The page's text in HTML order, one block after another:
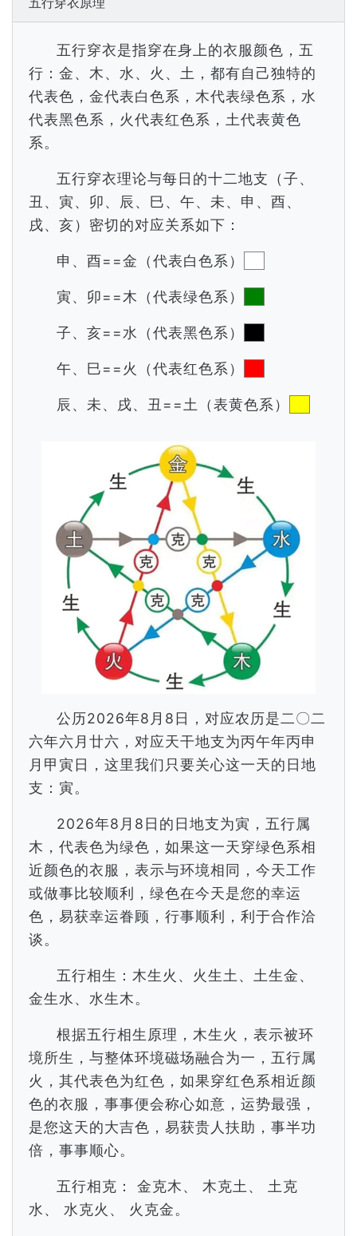
五行穿衣是指穿在身上的衣服颜色，五
行：金、木、水、火、土，都有自己独特的
代表色，金代表白色系，木代表绿色系，水
代表黑色系，火代表红色系，土代表黄色
系。
五行穿衣理论与每日的十二地支（子、
丑、寅、卯、辰、巳、午、未、申、酉、
戌、亥）密切的对应关系如下：
申、酉==金（代表白色系）
寅、卯==木（代表绿色系）
子、亥==水（代表黑色系）
午、巳==火（代表红色系）
辰、未、戌、丑==土（表黄色系）
公历2026年8月8日，对应农历是二〇二
六年六月廿六，对应天干地支为丙午年丙申
月甲寅日，这里我们只要关心这一天的日地
支：寅。
2026年8月8日的日地支为寅，五行属
木，代表色为绿色，如果这一天穿绿色系相
近颜色的衣服，表示与环境相同，今天工作
或做事比较顺利，绿色在今天是您的幸运
色，易获幸运眷顾，行事顺利，利于合作洽
谈。
五行相生：木生火、火生土、土生金、
金生水、水生木。
根据五行相生原理，木生火，表示被环
境所生，与整体环境磁场融合为一，五行属
火，其代表色为红色，如果穿红色系相近颜
色的衣服，事事便会称心如意，运势最强，
是您这天的大吉色，易获贵人扶助，事半功
倍，事事顺心。
五行相克： 金克木、 木克土、 土克
水、 水克火、 火克金。